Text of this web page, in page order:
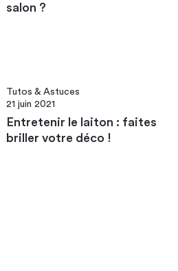
salon ?
Tutos & Astuces
21 juin 2021
Entretenir le laiton : faites
briller votre déco !